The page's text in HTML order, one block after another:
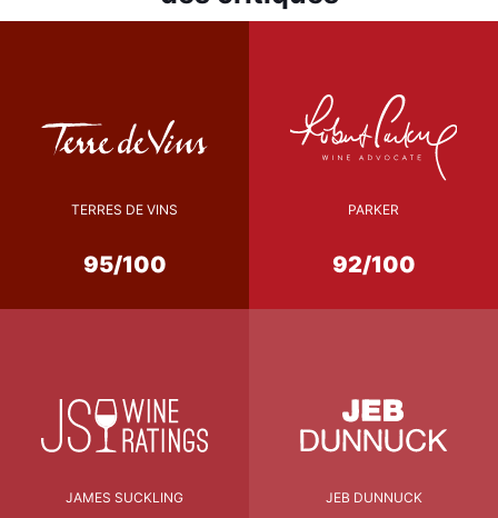
TERRES DE VINS
95/100
PARKER
92/100
JAMES SUCKLING JEB DUNNUCK